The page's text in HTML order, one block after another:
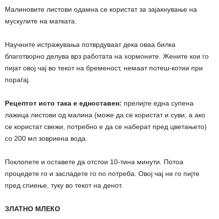
Малиновите листови одамна се користат за зајакнување на
мускулите на матката.
Научните истражувања потврдуваат дека оваа билка
благотворно делува врз работата на хормоните. Жените кои го
пијат овој чај во текот на бременост, немаат потеш-котии при
поpaѓај.
Рецептот исто така е едноставен: прелијте една супена
лажица листови од малина (може да се користат и суви, а ако
се користат свежи, потребно е да се наберат пред цветањето)
со 200 мл зовриена вода.
Поклопете и оставете да отстои 10-тина минути. Потоа
процедете го и засладете го по потреба. Овој чај не го пијте
пред спиење, туку во текот на денот.
ЗЛАТНО МЛЕКО